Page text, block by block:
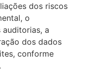
dos riscos
o
a
dos dados
conforme